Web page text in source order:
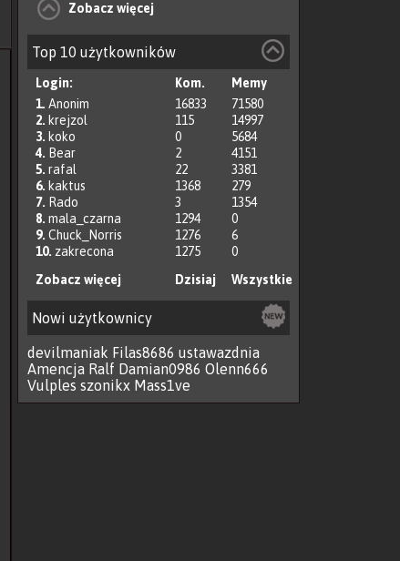
Zobacz więcej
Top 10 użytkowników
Login: Kom.
Memy
1. Anonim 16833
71580
2. krejzol 115
14997
3. koko 0
5684
4. Bear 2
4151
5. rafal 22
3381
6. kaktus 1368
279
7. Rado 3
1354
8. mala_czarna 1294
0
9. Chuck_Norris 1276
6
10. zakrecona 1275
0
Zobacz więcej
Dzisiaj Wszystkie
Nowi użytkownicy
devilmaniak Filas8686 ustawazdnia
Amencja Ralf Damian0986 Olenn666
Vulples szonikx Mass1ve